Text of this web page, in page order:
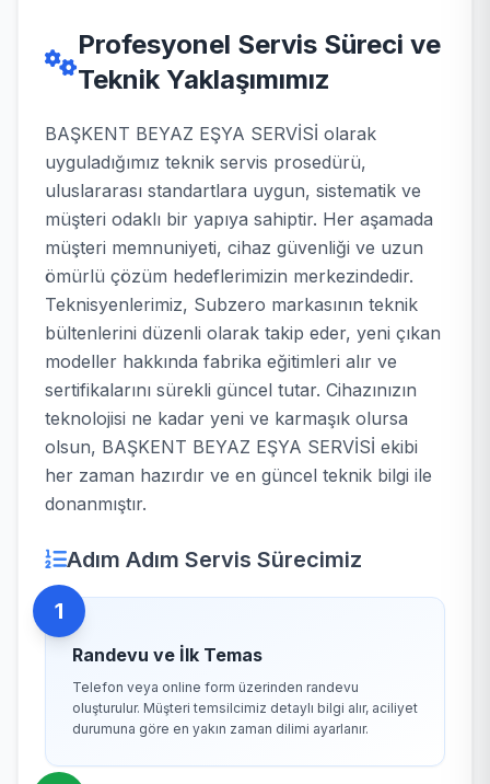
Profesyonel Servis Süreci ve
Teknik Yaklaşımımız
BAŞKENT BEYAZ EŞYA SERVİSİ olarak
uyguladığımız teknik servis prosedürü,
uluslararası standartlara uygun, sistematik ve
müşteri odaklı bir yapıya sahiptir. Her aşamada
müşteri memnuniyeti, cihaz güvenliği ve uzun
ömürlü çözüm hedeflerimizin merkezindedir.
Teknisyenlerimiz, Subzero markasının teknik
bültenlerini düzenli olarak takip eder, yeni çıkan
modeller hakkında fabrika eğitimleri alır ve
sertifikalarını sürekli güncel tutar. Cihazınızın
teknolojisi ne kadar yeni ve karmaşık olursa
olsun, BAŞKENT BEYAZ EŞYA SERVİSİ ekibi
her zaman hazırdır ve en güncel teknik bilgi ile
donanmıştır.
Adım Adım Servis Sürecimiz
1
Randevu ve İlk Temas
Telefon veya online form üzerinden randevu
oluşturulur. Müşteri temsilcimiz detaylı bilgi alır, aciliyet
durumuna göre en yakın zaman dilimi ayarlanır.